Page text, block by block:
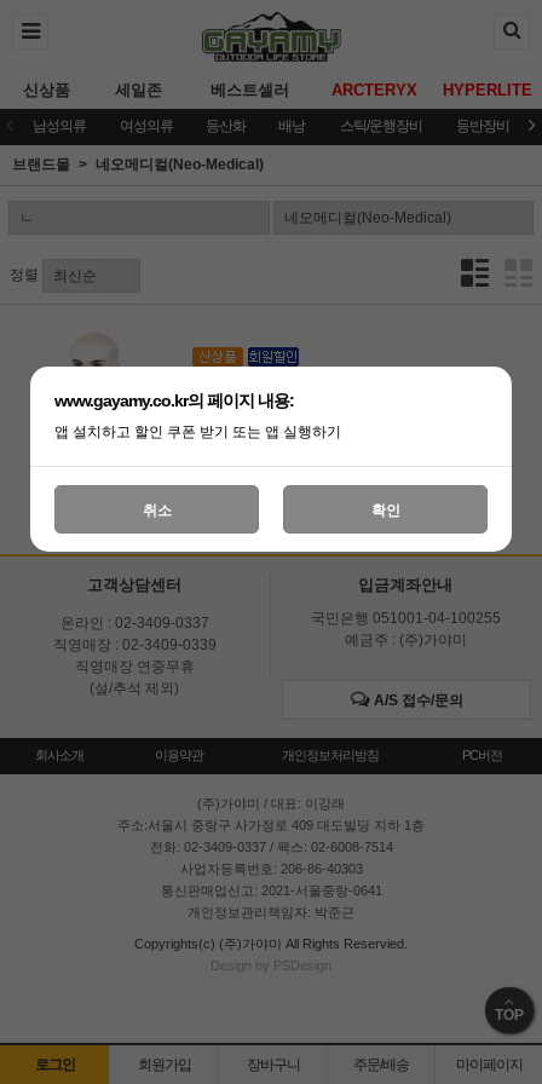
신상품 세일존 베스트셀러 ARCTERYX HYPERLITE
남성의류 여성의류 등산화 배낭 스틱/운행장비 등반장비
브랜드몰 네오메디컬(Neo-Medical)
정렬
픽셀)
13,000원
고객상담센터
온라인 : 02-3409-0337
직영매장 : 02-3409-0339
직영매장 연중무휴
(설/추석 제외)
입금계좌안내
국민은행 051001-04-100255
예금주 : (주)가야미
A/S 접수/문의
회사소개 이용약관 개인정보처리방침 PC버전
(주)가야미 / 대표: 이강래
주소:서울시 중랑구 사가정로 409 대도빌딩 지하 1층
전화: 02-3409-0337 / 팩스: 02-6008-7514
사업자등록번호: 206-86-40303
통신판매업신고: 2021-서울중랑-0641
개인정보관리책임자: 박준근
Copyrights(c) (주)가야미 All Rights Reservied.
Design by PSDesign
TOP
로그인 회원가입 장바구니 주문/배송 마이페이지
www.gayamy.co.kr의 페이지 내용:
앱 설치하고 할인 쿠폰 받기 또는 앱 실행하기
취소 확인